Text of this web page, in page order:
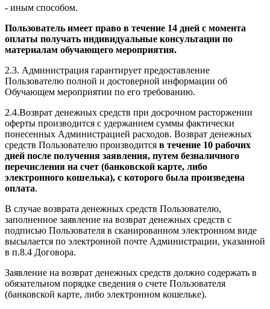
- иным способом.
Пользователь имеет право в течение 14 дней с момента
оплаты получать индивидуальные консультации по
материалам обучающего мероприятия.
2.3. Администрация гарантирует предоставление
Пользователю полной и достоверной информации об
Обучающем мероприятии по его требованию.
2.4.Возврат денежных средств при досрочном расторжении
оферты производится с удержанием суммы фактически
понесенных Администрацией расходов. Возврат денежных
средств Пользователю производится в течение 10 рабочих
дней после получения заявления, путем безналичного
перечисления на счет (банковской карте, либо
электронного кошелька), с которого была произведена
оплата.
В случае возврата денежных средств Пользователю,
заполненное заявление на возврат денежных средств с
подписью Пользователя в сканированном электронном виде
высылается по электронной почте Администрации, указанной
в п.8.4 Договора.
Заявление на возврат денежных средств должно содержать в
обязательном порядке сведения о счете Пользователя
(банковской карте, либо электронном кошельке).